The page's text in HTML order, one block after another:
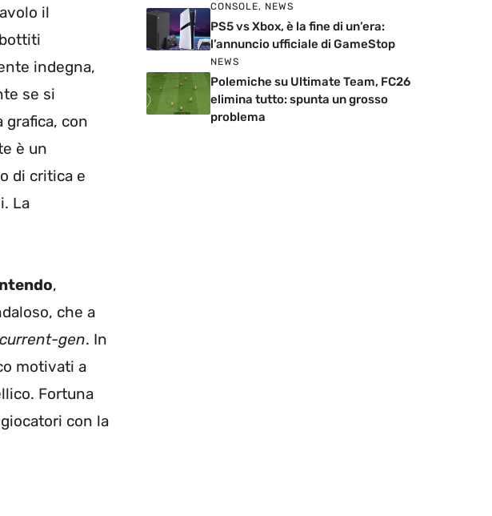
il
indegna,
se si
grafica, con
è un
di critica e
La
,
che a
current-gen. In
motivati a
Fortuna
con la
CONSOLE, NEWS
PS5 vs Xbox, è la fine di un’era:
l’annuncio ufficiale di GameStop
NEWS
Polemiche su Ultimate Team, FC26
elimina tutto: spunta un grosso
problema